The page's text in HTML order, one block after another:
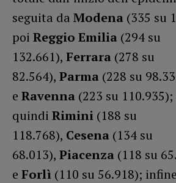
seguita da Modena (335 su
poi Reggio Emilia (294 su
132.661), Ferrara (278 su
82.564), Parma (228 su
e Ravenna (223 su 110.935);
quindi Rimini (188 su
118.768), Cesena (134 su
68.013), Piacenza (118 su
e Forlì (110 su 56.918); infine